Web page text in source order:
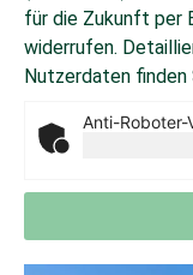
für die Zukunft per
widerrufen.
Nutzerdaten finden
Anti-Roboter-